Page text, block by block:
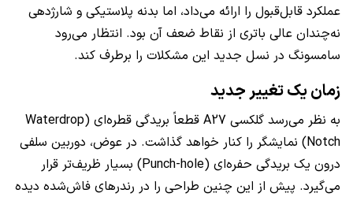
عملکرد قابل‌قبول را ارائه می‌داد، اما بدنه پلاستیکی و شارژدهی
نه‌چندان عالی باتری از نقاط ضعف آن بود. انتظار می‌رود
سامسونگ در نسل جدید این مشکلات را برطرف کند.
زمان یک تغییر جدید
به نظر می‌رسد گلکسی A27 قطعاً بریدگی قطره‌ای (Waterdrop
Notch) نمایشگر را کنار خواهد گذاشت. در عوض، دوربین سلفی
درون یک بریدگی حفره‌ای (Punch-hole) بسیار ظریف‌تر قرار
می‌گیرد. پیش از این چنین طراحی را در رندرهای فاش‌شده دیده